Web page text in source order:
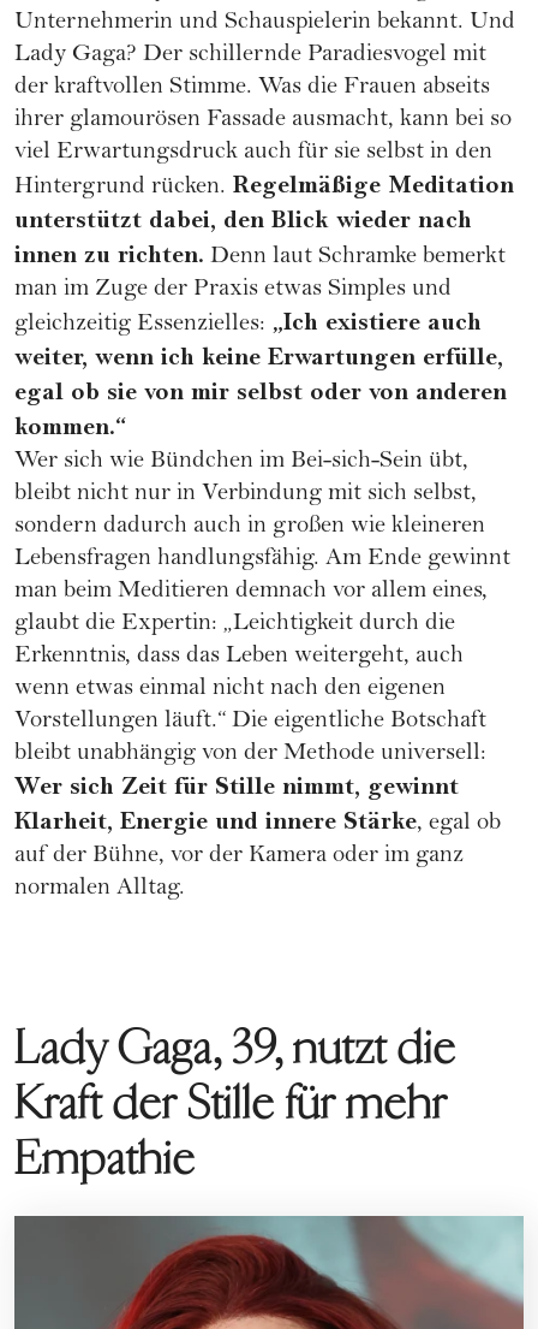
Unternehmerin und Schauspielerin bekannt. Und
Lady Gaga? Der schillernde Paradiesvogel mit
der kraftvollen Stimme. Was die Frauen abseits
ihrer glamourösen Fassade ausmacht, kann bei so
viel Erwartungsdruck auch für sie selbst in den
Hintergrund rücken. Regelmäßige Meditation
unterstützt dabei, den Blick wieder nach
innen zu richten. Denn laut Schramke bemerkt
man im Zuge der Praxis etwas Simples und
gleichzeitig Essenzielles: „Ich existiere auch
weiter, wenn ich keine Erwartungen erfülle,
egal ob sie von mir selbst oder von anderen
kommen.“
Wer sich wie Bündchen im Bei-sich-Sein übt,
bleibt nicht nur in Verbindung mit sich selbst,
sondern dadurch auch in großen wie kleineren
Lebensfragen handlungsfähig. Am Ende gewinnt
man beim Meditieren demnach vor allem eines,
glaubt die Expertin: „Leichtigkeit durch die
Erkenntnis, dass das Leben weitergeht, auch
wenn etwas einmal nicht nach den eigenen
Vorstellungen läuft.“ Die eigentliche Botschaft
bleibt unabhängig von der Methode universell:
Wer sich Zeit für Stille nimmt, gewinnt
Klarheit, Energie und innere Stärke, egal ob
auf der Bühne, vor der Kamera oder im ganz
normalen Alltag.
Lady Gaga, 39, nutzt die
Kraft der Stille für mehr
Empathie